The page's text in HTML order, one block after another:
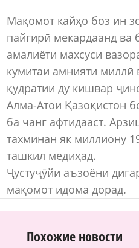
Мақомот кайҳо боз ин
пайгирӣ мекардаанд ва
амалиёти махсуси
кумитаи амнияти миллӣ
қудратии ду кишвар
Алма-Атои Қазоқистон
ба чанг афтидааст.
тахминан як миллиону
ташкил медиҳад.
Ҷустуҷӯйи аъзоёни
мақомот идома дорад.
Похожие новости